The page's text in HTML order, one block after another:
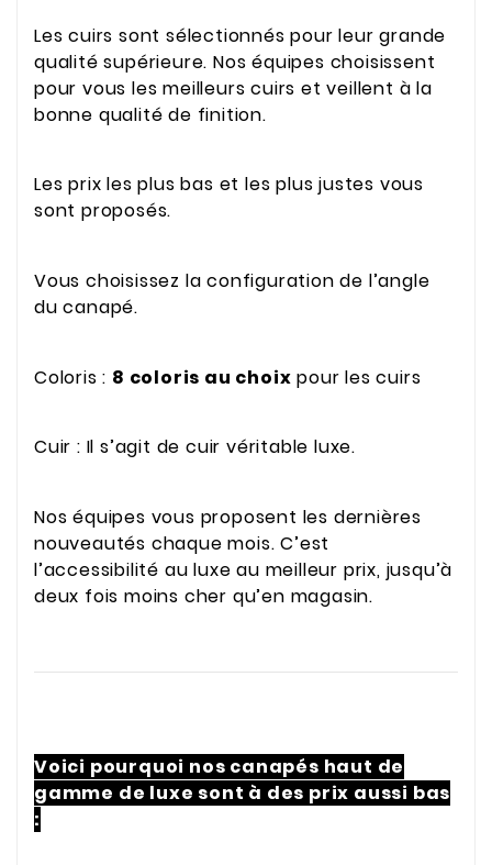
Les cuirs sont sélectionnés pour leur grande
qualité supérieure. Nos équipes choisissent
pour vous les meilleurs cuirs et veillent à la
bonne qualité de finition.
Les prix les plus bas et les plus justes vous
sont proposés.
Vous choisissez la configuration de l’angle
du canapé.
Coloris : 8 coloris au choix pour les cuirs
Cuir : Il s’agit de cuir véritable luxe.
Nos équipes vous proposent les dernières
nouveautés chaque mois. C’est
l’accessibilité au luxe au meilleur prix, jusqu’à
deux fois moins cher qu’en magasin.
Voici pourquoi nos canapés haut de
gamme de luxe sont à des prix aussi bas
: